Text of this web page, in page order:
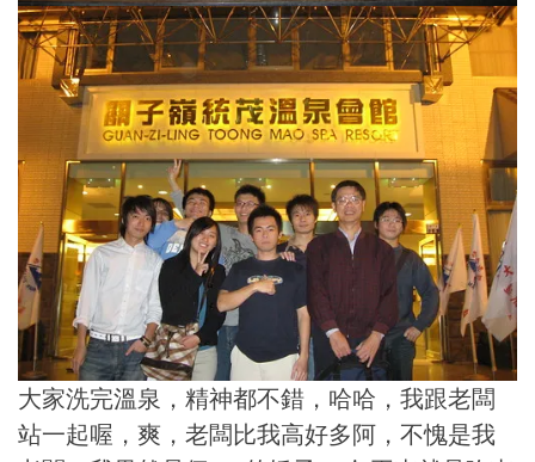
大家洗完溫泉，精神都不錯，哈哈，我跟老闆
站一起喔，爽，老闆比我高好多阿，不愧是我